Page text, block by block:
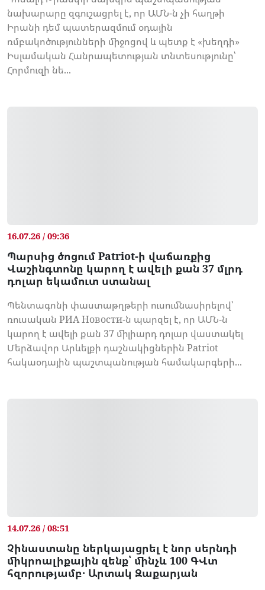
նախարարը զգուշացրել է, որ ԱՄՆ-ն չի հաղթի
Իրանի դեմ պատերազմում օդային
ռմբակոծությունների միջոցով և պետք է «խեղդի»
Իսլամական Հանրապետության տնտեսությունը՝
Հորմուզի նե...
16.07.26 / 09:36
Պարսից ծոցում Patriot-ի վաճառքից
Վաշինգտոնը կարող է ավելի քան 37 մլրդ
դոլար եկամուտ ստանալ
Պենտագոնի փաստաթղթերի ուսումնասիրելով՝
ռուսական РИА Новости-ն պարզել է, որ ԱՄՆ-ն
կարող է ավելի քան 37 միլիարդ դոլար վաստակել
Մերձավոր Արևելքի դաշնակիցներին Patriot
հակաօդային պաշտպանության համակարգերի...
14.07.26 / 08:51
Չինաստանը ներկայացրել է նոր սերնդի
միկրոալիքային զենք՝ մինչև 100 ԳՎտ
հզորությամբ․ Արտակ Զաքարյան